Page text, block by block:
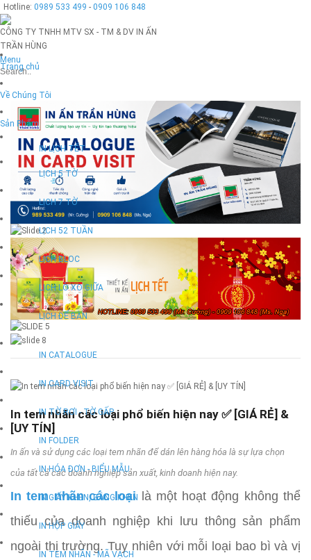
Hotline: 0989 533 499 - 0909 106 848
CÔNG TY TNHH MTV SX - TM & DV IN ẤN
TRẦN HÙNG
Menu
Trang chủ
Về Chúng Tôi
Sản Phẩm
IN LỊCH TẾT
LỊCH 5 TỜ
LỊCH 7 TỜ
LỊCH 52 TUẦN
LỊCH BLOC
LỊCH LÒ XO GIỮA
LỊCH ĐỂ BÀN
IN CATALOGUE
IN CARD VISIT
IN TỜ RƠI - TỜ GẤP
IN FOLDER
IN HÓA ĐƠN - BIỂU MẪU
IN GIẤY KHEN, BẰNG KHEN
IN HỘP GIẤY
IN TEM NHÃN - MÃ VẠCH
In tem nhãn các loại phổ biến hiện nay ✅ [GIÁ RẺ] &
[UY TÍN]
In ấn và sử dụng các loại tem nhãn để dán lên hàng hóa là sự lựa chọn
của tất cả các doanh nghiệp sản xuất, kinh doanh hiện nay.
In tem nhãn các loạilà một hoạt động không thể
thiếu của doanh nghiệp khi lưu thông sản phẩm
ngoài thị trường. Tuy nhiên với mỗi loại bao bì và vị